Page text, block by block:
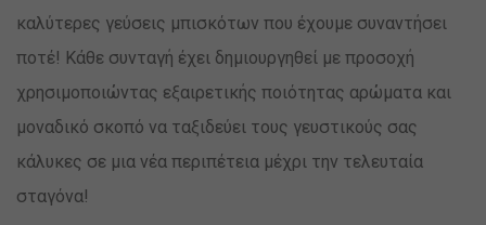
καλύτερες γεύσεις μπισκότων που έχουμε συναντήσει
ποτέ! Κάθε συνταγή έχει δημιουργηθεί με προσοχή
χρησιμοποιώντας εξαιρετικής ποιότητας αρώματα και
μοναδικό σκοπό να ταξιδεύει τους γευστικούς σας
κάλυκες σε μια νέα περιπέτεια μέχρι την τελευταία
σταγόνα!